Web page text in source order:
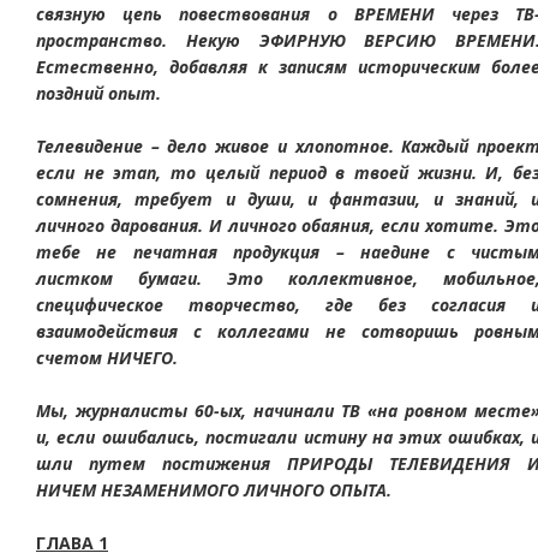
связную цепь повествования о ВРЕМЕНИ через
пространство. Некую ЭФИРНУЮ ВЕРСИЮ
Естественно, добавляя к записям историческим
поздний опыт.
Телевидение – дело живое и хлопотное. Каждый
если не этап, то целый период в твоей жизни. И,
сомнения, требует и души, и фантазии, и знаний,
личного дарования. И личного обаяния, если хотите.
тебе не печатная продукция – наедине с
листком бумаги. Это коллективное,
специфическое творчество, где без согласия
взаимодействия с коллегами не сотворишь
счетом НИЧЕГО.
Мы, журналисты 60-ых, начинали ТВ «на ровном
и, если ошибались, постигали истину на этих ошибках,
шли путем постижения ПРИРОДЫ ТЕЛЕВИДЕНИЯ
НИЧЕМ НЕЗАМЕНИМОГО ЛИЧНОГО ОПЫТА.
ГЛАВА 1